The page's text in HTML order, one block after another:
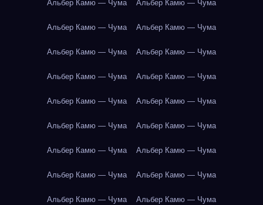
Альбер Камю — Чума Альбер Камю — Чума
Альбер Камю — Чума Альбер Камю — Чума
Альбер Камю — Чума Альбер Камю — Чума
Альбер Камю — Чума Альбер Камю — Чума
Альбер Камю — Чума Альбер Камю — Чума
Альбер Камю — Чума Альбер Камю — Чума
Альбер Камю — Чума Альбер Камю — Чума
Альбер Камю — Чума Альбер Камю — Чума
Альбер Камю — Чума Альбер Камю — Чума